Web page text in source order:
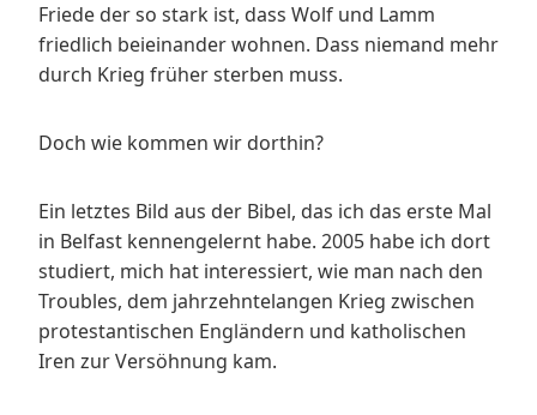
Friede der so stark ist, dass Wolf und Lamm
friedlich beieinander wohnen. Dass niemand mehr
durch Krieg früher sterben muss.
Doch wie kommen wir dorthin?
Ein letztes Bild aus der Bibel, das ich das erste Mal
in Belfast kennengelernt habe. 2005 habe ich dort
studiert, mich hat interessiert, wie man nach den
Troubles, dem jahrzehntelangen Krieg zwischen
protestantischen Engländern und katholischen
Iren zur Versöhnung kam.